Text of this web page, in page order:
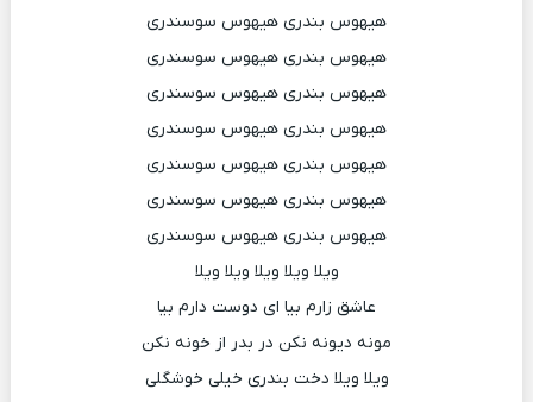
هیهوس بندری هیهوس سوسندری
هیهوس بندری هیهوس سوسندری
هیهوس بندری هیهوس سوسندری
هیهوس بندری هیهوس سوسندری
هیهوس بندری هیهوس سوسندری
هیهوس بندری هیهوس سوسندری
هیهوس بندری هیهوس سوسندری
ویلا ویلا ویلا ویلا ویلا
عاشق زارم بیا ای دوست دارم بیا
مونه دیونه نکن در بدر از خونه نکن
ویلا ویلا دخت بندری خیلی خوشگلی